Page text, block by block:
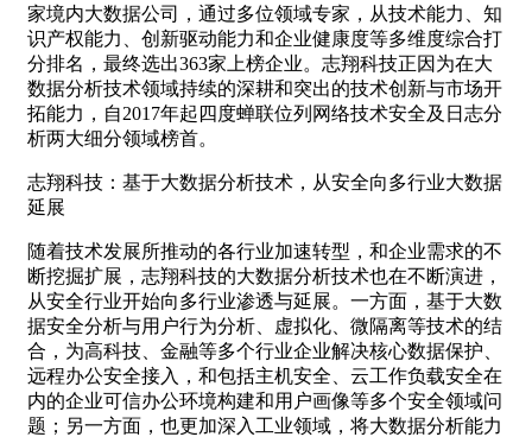
家境内大数据公司，通过多位领域专家，从技术能力、知
识产权能力、创新驱动能力和企业健康度等多维度综合打
分排名，最终选出363家上榜企业。志翔科技正因为在大
数据分析技术领域持续的深耕和突出的技术创新与市场开
拓能力，自2017年起四度蝉联位列网络技术安全及日志分
析两大细分领域榜首。
志翔科技：基于大数据分析技术，从安全向多行业大数据
延展
随着技术发展所推动的各行业加速转型，和企业需求的不
断挖掘扩展，志翔科技的大数据分析技术也在不断演进，
从安全行业开始向多行业渗透与延展。一方面，基于大数
据安全分析与用户行为分析、虚拟化、微隔离等技术的结
合，为高科技、金融等多个行业企业解决核心数据保护、
远程办公安全接入，和包括主机安全、云工作负载安全在
内的企业可信办公环境构建和用户画像等多个安全领域问
题；另一方面，也更加深入工业领域，将大数据分析能力